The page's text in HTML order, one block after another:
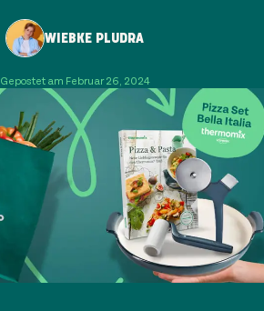
WIEBKE PLUDRA
Gepostet am Februar 26, 2024